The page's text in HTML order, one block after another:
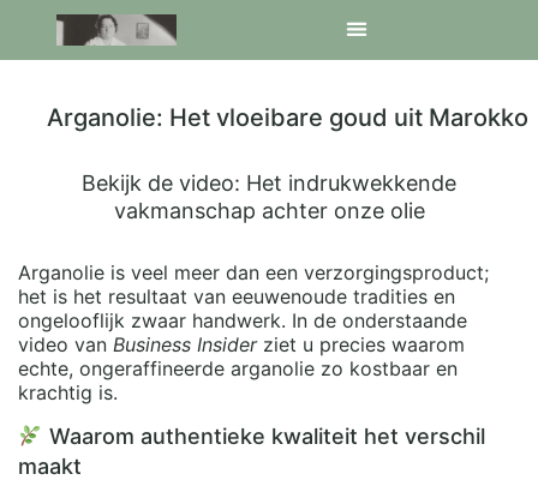
Arganolie: Het vloeibare goud uit Marokko
Bekijk de video: Het indrukwekkende
vakmanschap achter onze olie
Arganolie is veel meer dan een verzorgingsproduct;
het is het resultaat van eeuwenoude tradities en
ongelooflijk zwaar handwerk. In de onderstaande
video van Business Insiderziet u precies waarom
echte, ongeraffineerde arganolie zo kostbaar en
krachtig is.
Waarom authentieke kwaliteit het verschil
maakt